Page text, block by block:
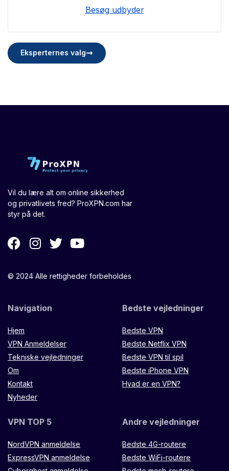
Besøg udbyder
Eksperternes valg
Vil du lære alt om online sikkerhed
og privatlivets fred? ProXPN.com har
styr på det.
© 2024 Alle rettigheder forbeholdes
Navigation
Hjem
VPN Anmeldelser
Tekniske vejledninger
Om
Kontakt
Nyheder
Bedste vejledninger
Bedste VPN
Bedste Netflix VPN
Bedste VPN til spil
Bedste iPhone VPN
Hvad er en VPN?
VPN TOP 5
NordVPN anmeldelse
ExpressVPN anmeldelse
Andre vejledninger
Bedste 4G-routere
Bedste WiFi-routere